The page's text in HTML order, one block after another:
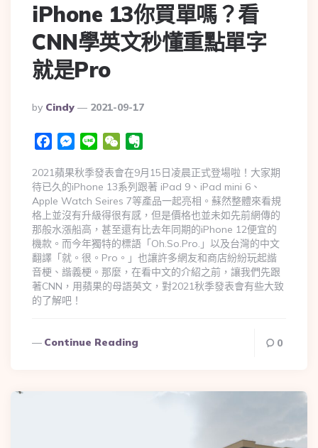
iPhone 13你買單嗎？看
CNN學英文秒懂重點單字
就是Pro
By Cindy 2021-09-17
FacebookMessenger
Line WeChat
2021蘋果秋季發表會在9月15日凌晨正式登場啦！大家期
待已久的iPhone 13系列跟著 iPad 9、iPad mini 6、
Apple Watch Seires 7等產品一起亮相。蘇然整體來看規
格上並沒有升級得很有感，但是價格也並未如先前網傳的
那般水漲船高，甚至還有比去年同期的iPhone 12便宜的
機款。而今年獨特的標語「Oh.So.Pro.」以及台灣的中文
翻譯「就。很。Pro。」也讓許多網友和商店紛紛玩起諧
音梗、諧義梗。那麼，在看中文的介紹之前，讓我們先跟
著CNN，用蘋果的母語英文，對2021秋季發表會有些大致
的了解吧！
Continue Reading 0